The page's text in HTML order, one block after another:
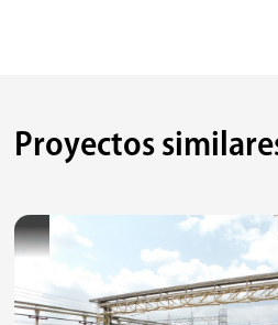
Proyectos